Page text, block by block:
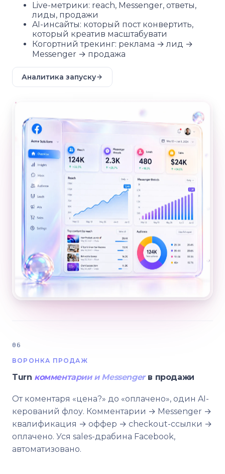
Live-метрики: reach, Messenger, ответы,
лиды, продажи
AI-инсайты: который пост конвертить,
который креатив масштабувати
Когортний трекинг: реклама → лид →
Messenger → продажа
Аналитика запуску
06
ВОРОНКА ПРОДАЖ
Turn комментарии и Messengerв продажи
От коментаря «цена?» до «оплачено», один AI-
керований флоу. Комментарии → Messenger →
квалификация → оффер → checkout-ссылки →
оплачено. Уся sales-драбина Facebook,
автоматизовано.